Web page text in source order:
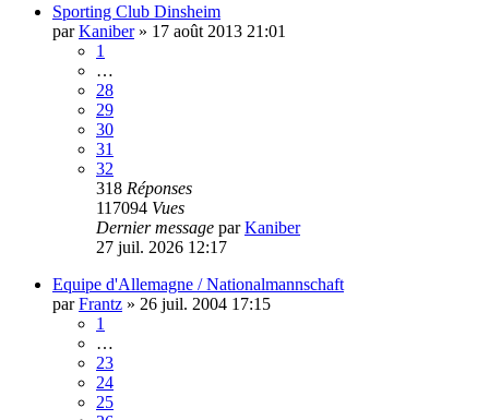
Sporting Club Dinsheim
parKaniber» 17 août 2013 21:01
1
…
28
29
30
31
32
318 Réponses
117094 Vues
Dernier message parKaniber
27 juil. 2026 12:17
Equipe d'Allemagne / Nationalmannschaft
parFrantz » 26 juil. 2004 17:15
1
…
23
24
25